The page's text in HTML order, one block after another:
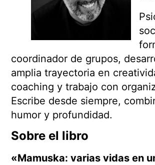
coordinador de grupos,
amplia trayectoria en
coaching y trabajo con
Escribe desde siempre,
humor y profundidad.
Sobre el libro
«Mamuska: varias vidas en